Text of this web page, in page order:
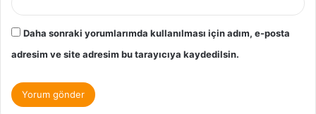
Daha sonraki yorumlarımda kullanılması için adım, e-posta
adresim ve site adresim bu tarayıcıya kaydedilsin.